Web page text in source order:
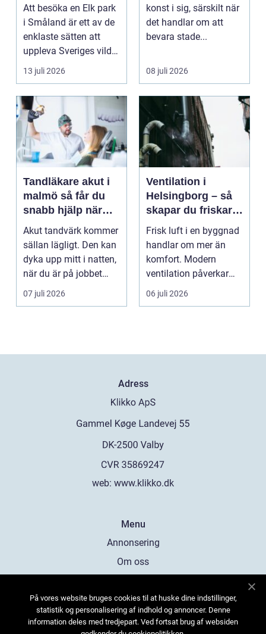
Att besöka en Elk park
i Småland är ett av de
enklaste sätten att
uppleva Sveriges vilda
hjärta på n...
13 juli 2026
konst i sig, särskilt när
det handlar om att
bevara stade...
08 juli 2026
Tandläkare akut i
malmö så får du
snabb hjälp när
tanden krisar
Akut tandvärk kommer
sällan lägligt. Den kan
dyka upp mitt i natten,
när du är på jobbet
eller preci...
07 juli 2026
Ventilation i
Helsingborg – så
skapar du friskare
byggnader och
lägre
energikostnader
Frisk luft i en byggnad
handlar om mer än
komfort. Modern
ventilation påverkar
hälsa...
06 juli 2026
Adress
web: www.klikko.dk
Menu
Annonsering
Om oss
Kontakta oss
Sitemap
På vores website bruges cookies til at huske dine indstillinger,
statistik og personalisering af indhold og annoncer. Denne
information deles med tredjepart. Ved fortsat brug af websiden